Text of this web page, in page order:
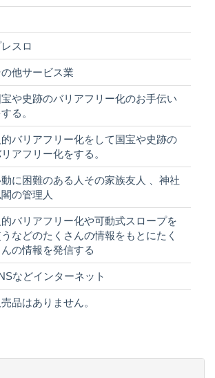
スロ
他サービス業
宝や史跡のバリアフリー化のお手伝い
る。
的バリアフリー化をして国宝や史跡の
アフリー化をする。
に困難のある人その家族友人 、神社
の管理人
的バリアフリー化や可動式スロープを
などのたくさんの情報をもとにたく
んの情報を発信する
などインターネット
品はありません。